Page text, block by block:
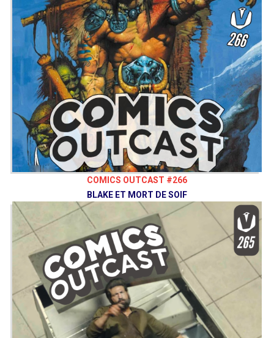
COMICS OUTCAST #266
BLAKE ET MORT DE SOIF